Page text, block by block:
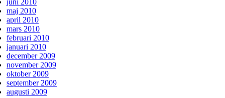
juni 2010
maj 2010
april 2010
mars 2010
februari 2010
januari 2010
december 2009
november 2009
oktober 2009
september 2009
augusti 2009